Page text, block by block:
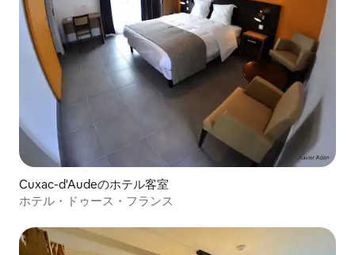
Cuxac-d'Audeのホテル客室
ホテル・ドゥース・フランス